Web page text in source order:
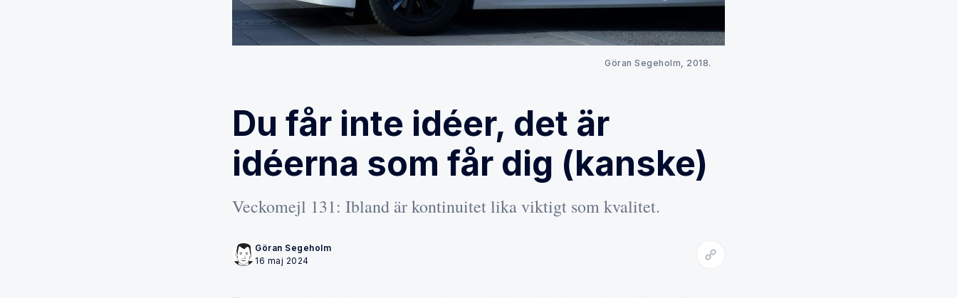
Göran Segeholm, 2018.
Du får inte idéer, det är
idéerna som får dig (kanske)
Veckomejl 131: Ibland är kontinuitet lika viktigt som kvalitet.
Göran Segeholm
16 maj 2024
Kopiera länk